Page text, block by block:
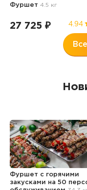
Фуршет4.5 кг
27 725 ₽ 4.94
Фуршет с горячими
закусками на 50